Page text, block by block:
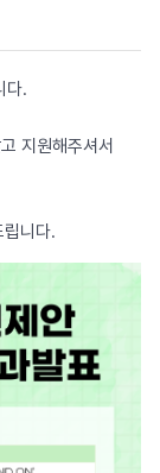
다.
지원해주셔서
니다.